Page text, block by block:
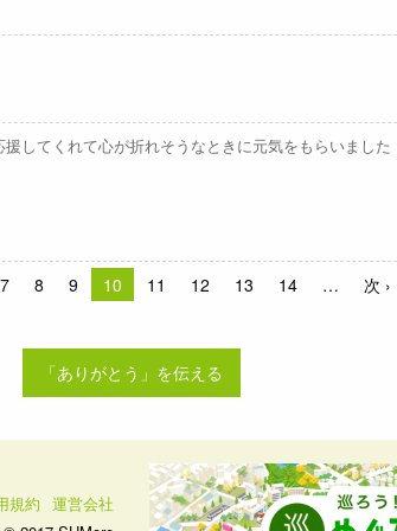
してくれて心が折れそうなときに元気をもらいました
7 8 9 10 11 12 13 14 次 ›
「ありがとう」を伝える
運営会社
規約